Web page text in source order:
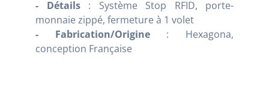
- Détails: Système Stop RFID, porte-
monnaie zippé, fermeture à 1 volet
- Fabrication/Origine: Hexagona,
conception Française